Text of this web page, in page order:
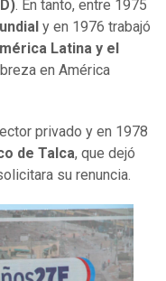
. En tanto, entre 1975
y en 1976 trabajó
Latina y el
en América
privado y en 1978
de Talca, que dejó
su renuncia.